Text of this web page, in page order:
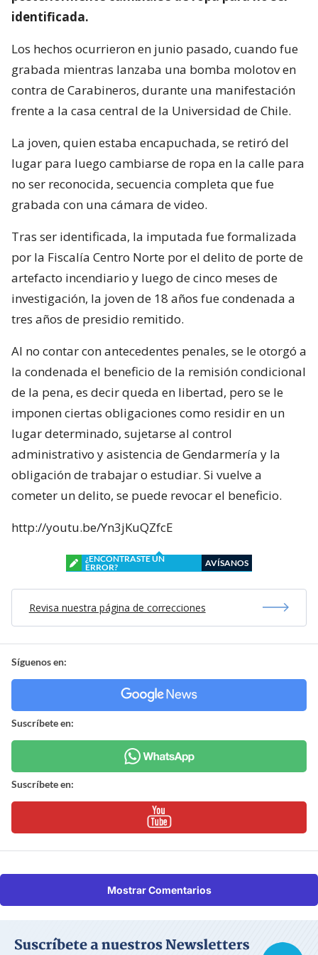
identificada.
Los hechos ocurrieron en junio pasado, cuando fue
grabada mientras lanzaba una bomba molotov en
contra de Carabineros, durante una manifestación
frente a la casa central de la Universidad de Chile.
La joven, quien estaba encapuchada, se retiró del
lugar para luego cambiarse de ropa en la calle para
no ser reconocida, secuencia completa que fue
grabada con una cámara de video.
Tras ser identificada, la imputada fue formalizada
por la Fiscalía Centro Norte por el delito de porte de
artefacto incendiario y luego de cinco meses de
investigación, la joven de 18 años fue condenada a
tres años de presidio remitido.
Al no contar con antecedentes penales, se le otorgó a
la condenada el beneficio de la remisión condicional
de la pena, es decir queda en libertad, pero se le
imponen ciertas obligaciones como residir en un
lugar determinado, sujetarse al control
administrativo y asistencia de Gendarmería y la
obligación de trabajar o estudiar. Si vuelve a
cometer un delito, se puede revocar el beneficio.
http://youtu.be/Yn3jKuQZfcE
¿ENCONTRASTE UN
ERROR?
AVÍSANOS
Revisa nuestra página de correcciones
Síguenos en:
Suscríbete en:
Suscríbete en:
Mostrar Comentarios